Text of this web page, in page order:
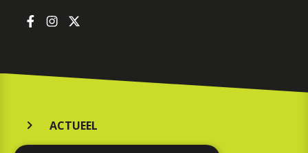
ACTUEEL